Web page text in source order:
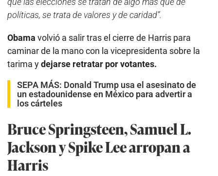
políticas, se trata de valores y de caridad”.
Obama volvió a salir tras el cierre de Harris para
caminar de la mano con la vicepresidenta sobre la
tarima ydejarse retratar por votantes.
SEPA MÁS: Donald Trump usa el asesinato de
un estadounidense en México para advertir a
los cárteles
Bruce Springsteen, Samuel L.
Jackson y Spike Lee arropan a
Harris